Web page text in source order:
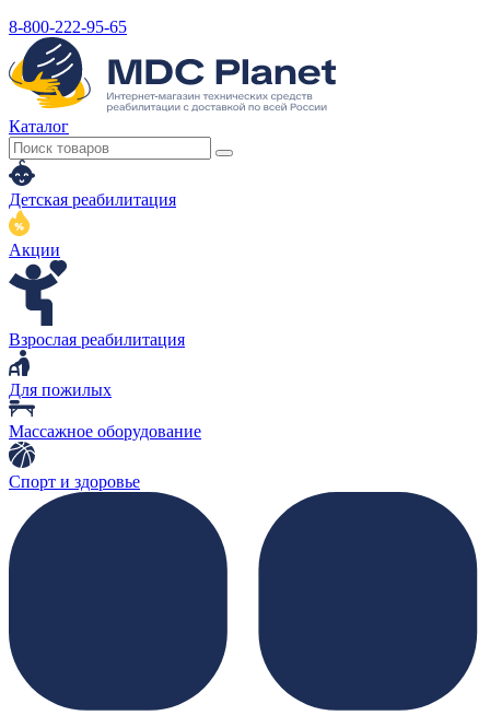
8-800-222-95-65
Каталог
Детская реабилитация
Акции
Взрослая реабилитация
Для пожилых
Массажное оборудование
Спорт и здоровье